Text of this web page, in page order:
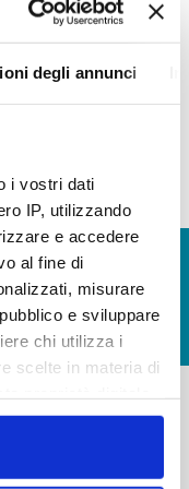
degli annunci
i vostri dati
IP, utilizzando
e accedere
al fine di
misurare
e sviluppare
chi utilizza i
scelte in materia di
È possibile
in qualsiasi
o facendo clic
programma degli
(visualizza
IL SERVIZIO
CON NOI